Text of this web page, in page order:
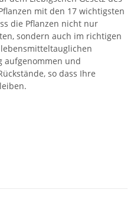
mit den 17 wichtigsten
die Pflanzen nicht nur
sondern auch im richtigen
aufgenommen und
so dass Ihre